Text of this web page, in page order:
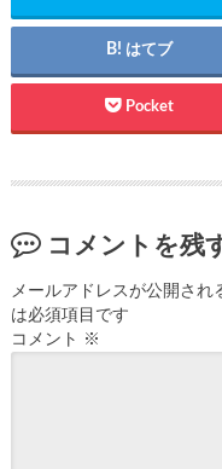
はてブ
Pocket
コメントを残
メールアドレスが公開され
は必須項目です
コメント
※